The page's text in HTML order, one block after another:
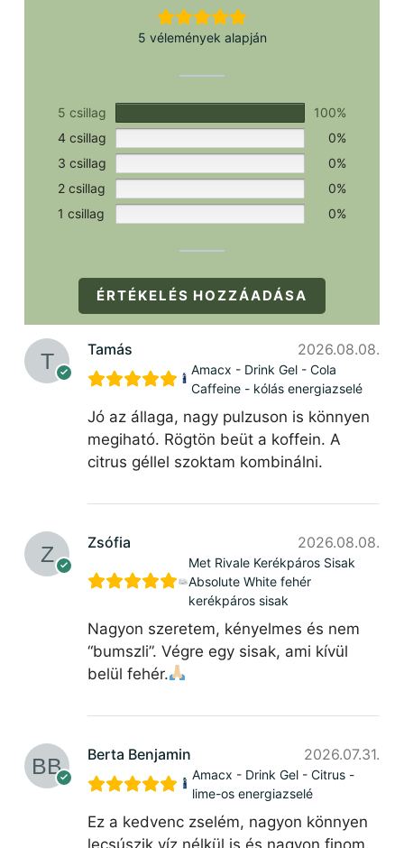
5 vélemények alapján
5 csillag
100%
4 csillag
0%
3 csillag
0%
2 csillag
0%
1 csillag
0%
ÉRTÉKELÉS HOZZÁADÁSA
Tamás 2026.08.08.
Amacx - Drink Gel - Cola
Caffeine - kólás energiazselé
Jó az állaga, nagy pulzuson is könnyen
megiható. Rögtön beüt a koffein. A
citrus géllel szoktam kombinálni.
Zsófia 2026.08.08.
Met Rivale Kerékpáros Sisak
Absolute White fehér
kerékpáros sisak
Nagyon szeretem, kényelmes és nem
“bumszli”. Végre egy sisak, ami kívül
belül fehér.
Berta Benjamin 2026.07.31.
Amacx - Drink Gel - Citrus -
lime-os energiazselé
Ez a kedvenc zselém, nagyon könnyen
lecsúszik víz nélkül is és nagyon finom